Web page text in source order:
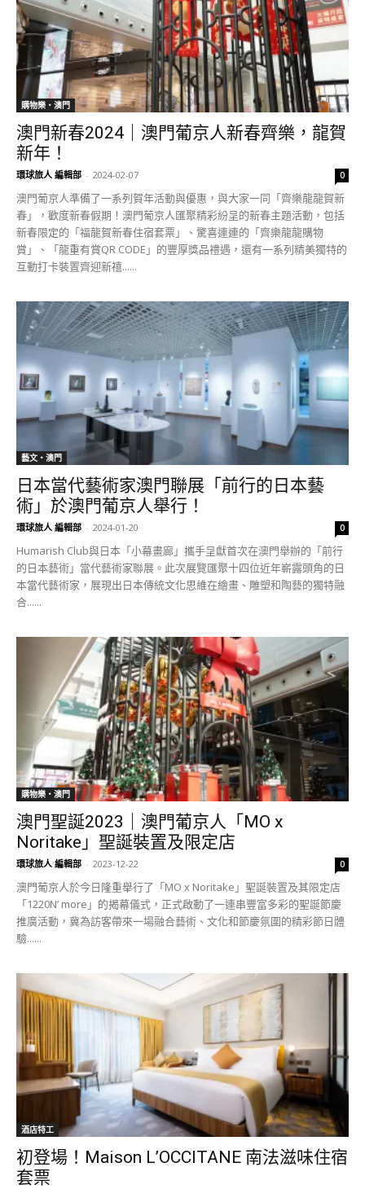
購物樂‧澳門
澳門新春2024｜澳門葡京人新春齊樂，龍賀
新年！
環球旅人 編輯部 - 2024-02-07 0
澳門葡京人準備了一系列賀年活動與優惠，與大家一同「齊樂龍龍賀新
春」，歡度新春假期！澳門葡京人匯聚精彩紛呈的新春主題活動，包括
新春限定的「福龍賀新春住宿套票」、驚喜連連的「齊樂龍龍購物
賞」、「龍重有賞QR CODE」的豐厚獎品禮遇，還有一系列精美獨特的
互動打卡裝置齊迎新禧......
藝文‧澳門
日本當代藝術家澳門聯展「前行的日本藝
術」於澳門葡京人舉行！
環球旅人 編輯部 - 2024-01-20 0
Humarish Club與日本「小幕畫廊」攜手呈獻首次在澳門舉辦的「前行
的日本藝術」當代藝術家聯展。此次展覽匯聚十四位近年嶄露頭角的日
本當代藝術家，展現出日本傳統文化思維在繪畫、雕塑和陶藝的獨特融
合......
購物樂‧澳門
澳門聖誕2023｜澳門葡京人「MO x
Noritake」聖誕裝置及限定店
環球旅人 編輯部 - 2023-12-22 0
澳門葡京人於今日隆重舉行了「MO x Noritake」聖誕裝置及其限定店
「1220N’ more」的揭幕儀式，正式啟動了一連串豐富多彩的聖誕節慶
推廣活動，冀為訪客帶來一場融合藝術、文化和節慶氛圍的精彩節日體
驗......
酒店特工
初登場！Maison L’OCCITANE 南法滋味住宿
套票